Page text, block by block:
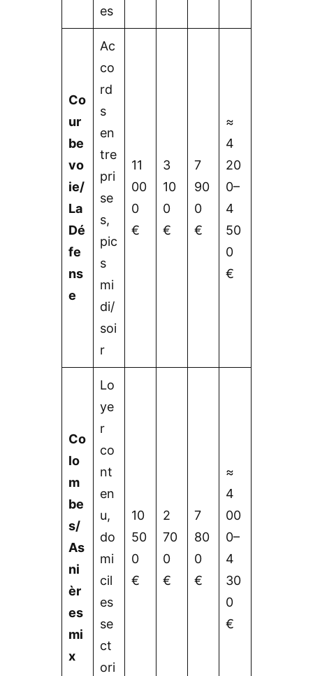
es
Co
ur
be
vo
ie/
La
Dé
fe
ns
e
Ac
co
rd
s
en
tre
pri
se
s,
pic
s
mi
di/
soi
r
11
00
0
€
3
10
0
€
7
90
0
€
≈
4
20
0–
4
50
0
€
Co
lo
m
be
s/
As
ni
èr
es
mi
x
Lo
ye
r
co
nt
en
u,
do
mi
cil
es
se
ct
ori
10
50
0
€
2
70
0
€
7
80
0
€
≈
4
00
0–
4
30
0
€